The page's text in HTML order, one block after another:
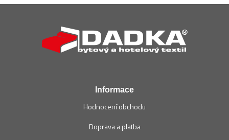
Informace
Hodnocení obchodu
Doprava a platba